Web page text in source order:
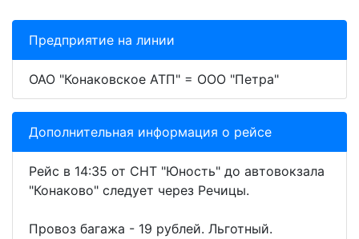
Предприятие на линии
ОАО "Конаковское АТП" = ООО "Петра"
Дополнительная информация о рейсе
Рейс в 14:35 от СНТ "Юность" до автовокзала
"Конаково" следует через Речицы.
Провоз багажа - 19 рублей. Льготный.